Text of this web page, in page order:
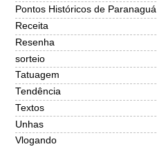
Pontos Históricos de Paranaguá
Receita
Resenha
sorteio
Tatuagem
Tendência
Textos
Unhas
Vlogando